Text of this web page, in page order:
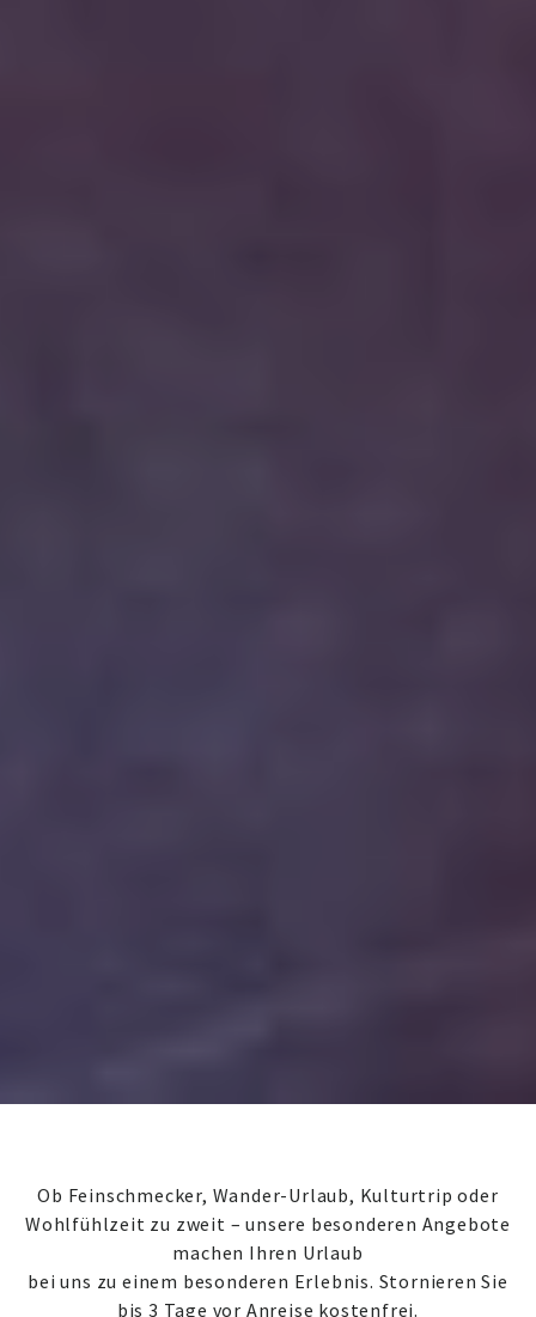
Ob Feinschmecker, Wander-Urlaub, Kulturtrip oder
Wohlfühlzeit zu zweit – unsere besonderen Angebote
machen Ihren Urlaub
bei uns zu einem besonderen Erlebnis. Stornieren Sie
bis 3 Tage vor Anreise kostenfrei.